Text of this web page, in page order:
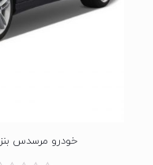
خودرو مرسدس بنز CLK 200 اتوماتیک سال 2006